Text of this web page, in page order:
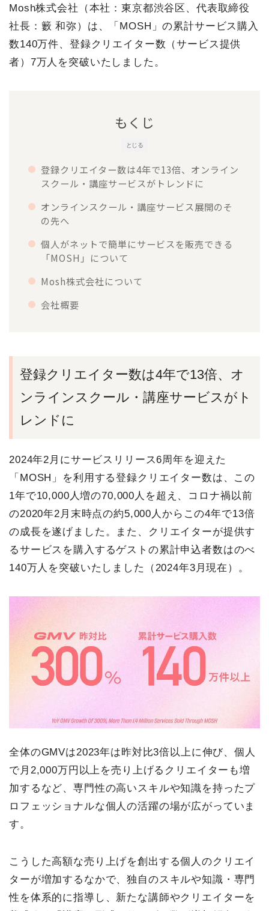
b
o e
e
r
Mosh株式会社（本社：東京都渋谷区、代表取締役
社長：籔 和弥）は、「MOSH」の累計サービス購入
数140万件、登録クリエイター数（サービス提供
者）7万人を突破いたしました。
とじる
もくじ
登録クリエイター数は4年で13倍、オンライン
スクール・講座サービスがトレンドに
オンラインスクール・講座サービス展開のそ
の先へ
個人がネットで簡単にサービスを販売できる
「MOSH」について
Mosh株式会社について
会社概要
登録クリエイター数は4年で13倍、オ
ンラインスクール・講座サービスがト
レンドに
2024年2月にサービスリリース6周年を迎えた
「MOSH」を利用する登録クリエイター数は、この
1年で10,000人増の70,000人を超え、コロナ禍以前
の2020年2月末時点の約5,000人からこの4年で13倍
の成長を遂げました。また、クリエイターが提供す
るサービスを購入するゲストの累計申込者数はのべ
140万人を突破いたしました（2024年3月現在）。
全体のGMVは2023年は昨対比3倍以上に伸び、個人
で月2,000万円以上を売り上げるクリエイターも増
加するなど、専門性の高いスキルや知識を持ったプ
ロフェッショナルな個人の活躍の場が広がっていま
す。
こうした高額な売り上げを創出する個人のクリエイ
ターが増加するなかで、独自のスキルや知識・専門
性を体系的に指導し、新たな講師やクリエイターを